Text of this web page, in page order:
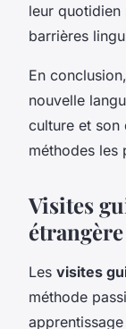
leur quotidien
barrières
En
nouvelle
culture et son
méthodes les
Visites
étrangère
Les visites
méthode